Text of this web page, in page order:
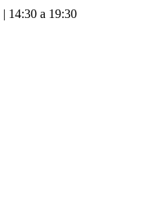
14:30 a 19:30